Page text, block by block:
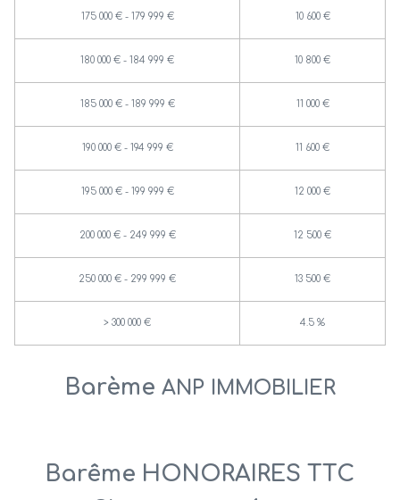
175 000 € - 179 999 € 10 600 €
180 000 € - 184 999 € 10 800 €
185 000 € - 189 999 € 11 000 €
190 000 € - 194 999 € 11 600 €
195 000 € - 199 999 € 12 000 €
200 000 € - 249 999 € 12 500 €
250 000 € - 299 999 € 13 500 €
> 300 000 € 4.5 %
Barème ANP IMMOBILIER
Barême HONORAIRES TTC